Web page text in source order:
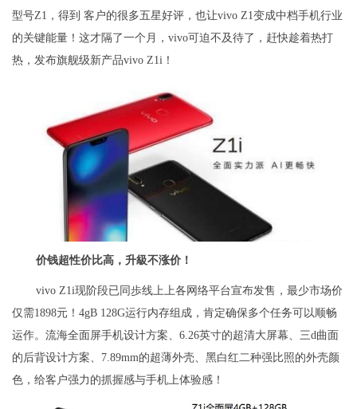
型号Z1，得到 客户的很多五星好评，也让vivo Z1变成中档手机行业
的关键能量！这才隔了一个月，vivo可迫不及待了，赶快趁着热打
热，发布旗舰级新产品vivo Z1i！
价钱超性价比高，升級不涨价！
vivo Z1i现阶段已同歩线上上各网络平台宣布发售，最少市场价
仅需1898元！4gB 128G运行内存组成，肯定确保多个任务可以顺畅
运作。流海全面屏手机设计方案、6.26英寸的超清大屏幕、三d曲面
的后背设计方案、7.89mm的超薄外壳、黑白红二种强比照的外壳颜
色，给客户强力的抓握感与手机上体验感！